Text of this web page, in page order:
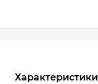
Характеристики